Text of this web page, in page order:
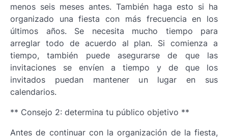
menos seis meses antes. También haga esto si ha
organizado una fiesta con más frecuencia en los
últimos años. Se necesita mucho tiempo para
arreglar todo de acuerdo al plan. Si comienza a
tiempo, también puede asegurarse de que las
invitaciones se envíen a tiempo y de que los
invitados puedan mantener un lugar en sus
calendarios.
** Consejo 2: determina tu público objetivo **
Antes de continuar con la organización de la fiesta,